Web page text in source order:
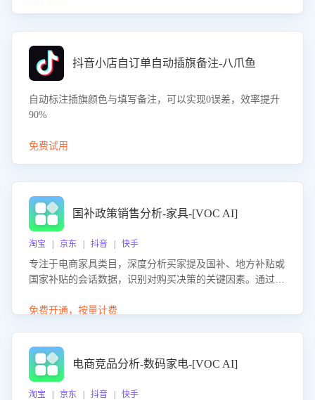
抖音小店自订单自动插旗备注-八爪鱼
自动标注插旗颜色与填写备注，可以实现0误差，效率提升
90%
免费试用
国补政策销售分析-家具-[VOC AI]
淘宝 | 京东 | 抖音 | 快手
专注于电商家具类目，深度分析买家提及国补、地方补贴或
国家补贴的会话数据，识别对购买决策的关键因素。通过AI
化策略，助力商家利用国补政策提升GMV。
免费开通，按量计费
电商竞品分析-数码家电-[VOC AI]
淘宝 | 京东 | 抖音 | 快手